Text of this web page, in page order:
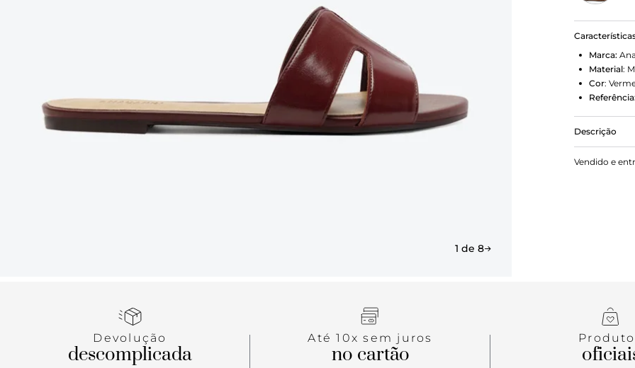
1 de 8
Marca:
Material:
Cor:
Referência:
Descrição
Rasteira
slider,
melhor do
Vendido e
Devolução
descomplicada
Até 10x sem juros
no cartão